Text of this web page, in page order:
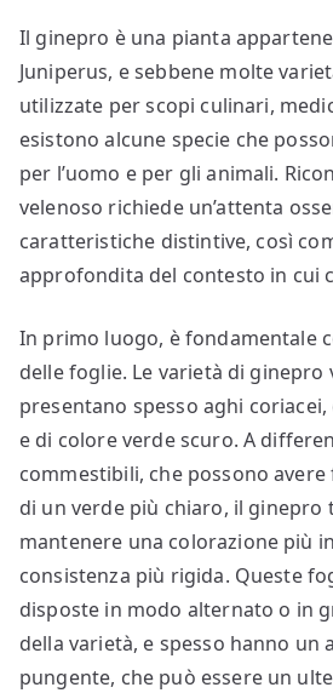
Il ginepro è una pianta
Juniperus, e sebbene molte
utilizzate per scopi culinari,
esistono alcune specie che
per l’uomo e per gli animali.
velenoso richiede un’attenta
caratteristiche distintive, così
approfondita del contesto in cui
In primo luogo, è fondamentale
delle foglie. Le varietà di ginepro
presentano spesso aghi
e di colore verde scuro. A
commestibili, che possono
di un verde più chiaro, il ginepro
mantenere una colorazione più
consistenza più rigida. Queste
disposte in modo alternato o in
della varietà, e spesso hanno un
pungente, che può essere un